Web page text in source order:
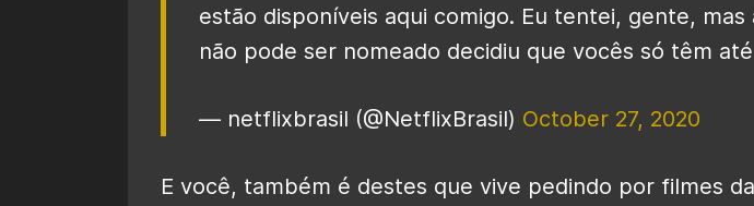
estão disponíveis aqui comigo. Eu tentei, gente, mas
não pode ser nomeado decidiu que vocês só têm
— netflixbrasil (@NetflixBrasil) October 27, 2020
E você, também é destes que vive pedindo por filmes